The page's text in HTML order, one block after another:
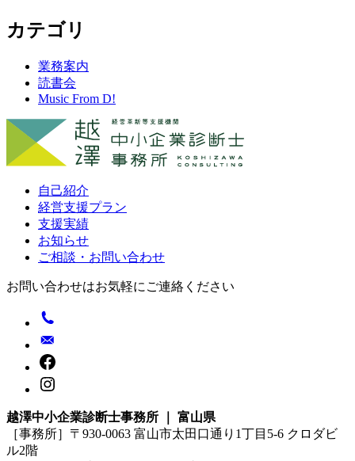
カテゴリ
業務案内
読書会
Music From D!
自己紹介
経営支援プラン
支援実績
お知らせ
ご相談・お問い合わせ
お問い合わせはお気軽にご連絡ください
越澤中小企業診断士事務所 ｜ 富山県
［事務所］〒930-0063 富山市太田口通り1丁目5-6 クロダビ
ル2階